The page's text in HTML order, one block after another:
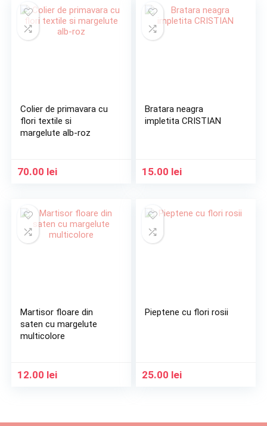
Colier de primavara cu
flori textile si
margelute alb-roz
70.00 lei
Bratara neagra
impletita CRISTIAN
15.00 lei
Martisor floare din
saten cu margelute
multicolore
12.00 lei
Pieptene cu flori rosii
25.00 lei